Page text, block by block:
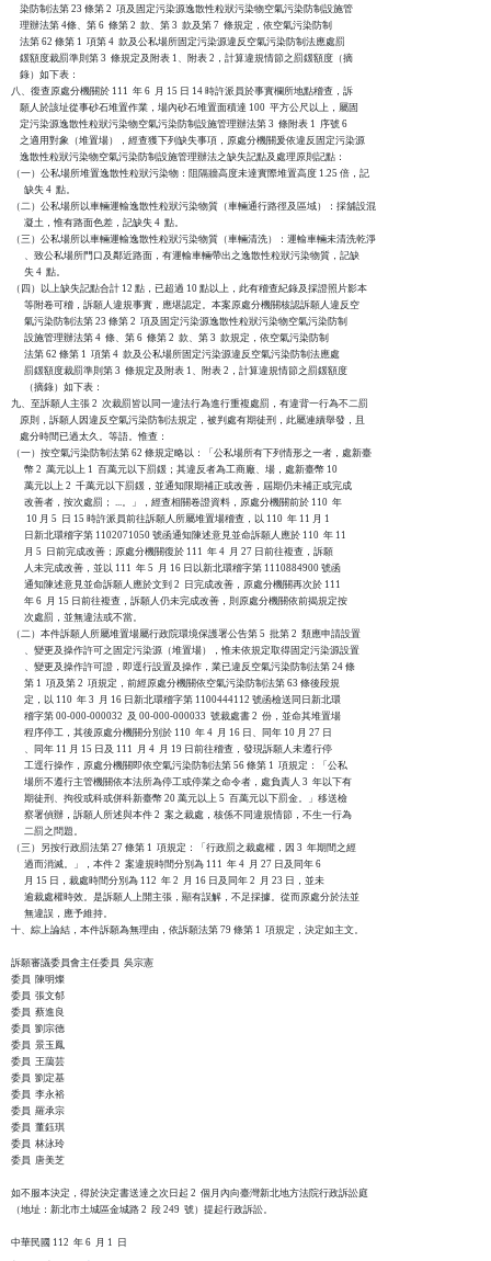
    染防制法第 23 條第 2  項及固定污染源逸散性粒狀污染物空氣污染防制設施管
    理辦法第 4條、第 6  條第 2  款、第 3  款及第 7  條規定，依空氣污染防制
    法第 62 條第 1  項第 4  款及公私場所固定污染源違反空氣污染防制法應處罰
    鍰額度裁罰準則第 3  條規定及附表 1、附表 2，計算違規情節之罰鍰額度（摘
    錄）如下表：
八、復查原處分機關於 111  年 6  月 15 日 14 時許派員於事實欄所地點稽查，訴
    願人於該址從事砂石堆置作業，場內砂石堆置面積達 100  平方公尺以上，屬固
    定污染源逸散性粒狀污染物空氣污染防制設施管理辦法第 3  條附表 1  序號 6
    之適用對象（堆置場），經查獲下列缺失事項，原處分機關爰依違反固定污染源
    逸散性粒狀污染物空氣污染防制設施管理辦法之缺失記點及處理原則記點：
（一）公私場所堆置逸散性粒狀污染物：阻隔牆高度未達實際堆置高度 1.25 倍，記
      缺失 4  點。
（二）公私場所以車輛運輸逸散性粒狀污染物質（車輛通行路徑及區域）：採舖設混
      凝土，惟有路面色差，記缺失 4  點。
（三）公私場所以車輛運輸逸散性粒狀污染物質（車輛清洗）：運輸車輛未清洗乾淨
      、致公私場所門口及鄰近路面，有運輸車輛帶出之逸散性粒狀污染物質，記缺
      失 4  點。
（四）以上缺失記點合計 12 點，已超過 10 點以上，此有稽查紀錄及採證照片影本
      等附卷可稽，訴願人違規事實，應堪認定。本案原處分機關核認訴願人違反空
      氣污染防制法第 23 條第 2  項及固定污染源逸散性粒狀污染物空氣污染防制
      設施管理辦法第 4  條、第 6  條第 2  款、第 3  款規定，依空氣污染防制
      法第 62 條第 1  項第 4  款及公私場所固定污染源違反空氣污染防制法應處
      罰鍰額度裁罰準則第 3  條規定及附表 1、附表 2，計算違規情節之罰鍰額度
      （摘錄）如下表：
九、至訴願人主張 2  次裁罰皆以同一違法行為進行重複處罰，有違背一行為不二罰
    原則，訴願人因違反空氣污染防制法規定，被判處有期徒刑，此屬連續舉發，且
    處分時間已過太久。等語。惟查：
（一）按空氣污染防制法第 62 條規定略以：「公私場所有下列情形之一者，處新臺
      幣 2  萬元以上 1  百萬元以下罰鍰；其違反者為工商廠、場，處新臺幣 10
      萬元以上 2  千萬元以下罰鍰，並通知限期補正或改善，屆期仍未補正或完成
      改善者，按次處罰； ...。」，經查相關卷證資料，原處分機關前於 110  年
       10 月 5  日 15 時許派員前往訴願人所屬堆置場稽查，以 110  年 11 月 1
      日新北環稽字第 1102071050 號函通知陳述意見並命訴願人應於 110  年 11
      月 5  日前完成改善；原處分機關復於 111  年 4  月 27 日前往複查，訴願
      人未完成改善，並以 111  年 5  月 16 日以新北環稽字第 1110884900 號函
      通知陳述意見並命訴願人應於文到 2  日完成改善，原處分機關再次於 111
      年 6  月 15 日前往複查，訴願人仍未完成改善，則原處分機關依前揭規定按
      次處罰，並無違法或不當。
（二）本件訴願人所屬堆置場屬行政院環境保護署公告第 5  批第 2  類應申請設置
      、變更及操作許可之固定污染源（堆置場），惟未依規定取得固定污染源設置
      、變更及操作許可證，即逕行設置及操作，業已違反空氣污染防制法第 24 條
      第 1  項及第 2  項規定，前經原處分機關依空氣污染防制法第 63 條後段規
      定，以 110  年 3  月 16 日新北環稽字第 1100444112 號函檢送同日新北環
      稽字第 00-000-000032  及 00-000-000033  號裁處書 2  份，並命其堆置場
      程序停工，其後原處分機關分別於 110  年 4  月 16 日、同年 10 月 27 日
      、同年 11 月 15 日及 111  月 4  月 19 日前往稽查，發現訴願人未遵行停
      工逕行操作，原處分機關即依空氣污染防制法第 56 條第 1  項規定：「公私
      場所不遵行主管機關依本法所為停工或停業之命令者，處負責人 3  年以下有
      期徒刑、拘役或科或併科新臺幣 20 萬元以上 5  百萬元以下罰金。」移送檢
      察署偵辦，訴願人所述與本件 2  案之裁處，核係不同違規情節，不生一行為
      二罰之問題。
（三）另按行政罰法第 27 條第 1  項規定：「行政罰之裁處權，因 3  年期間之經
      過而消滅。」，本件 2  案違規時間分別為 111  年 4  月 27 日及同年 6
      月 15 日，裁處時間分別為 112  年 2  月 16 日及同年 2  月 23 日，並未
      逾裁處權時效。是訴願人上開主張，顯有誤解，不足採據。從而原處分於法並
      無違誤，應予維持。
十、綜上論結，本件訴願為無理由，依訴願法第 79 條第 1  項規定，決定如主文。
訴願審議委員會主任委員  吳宗憲
委員  陳明燦
委員  張文郁
委員  蔡進良
委員  劉宗德
委員  景玉鳳
委員  王藹芸
委員  劉定基
委員  李永裕
委員  羅承宗
委員  董鈺琪
委員  林泳玲
委員  唐美芝
如不服本決定，得於決定書送達之次日起 2  個月內向臺灣新北地方法院行政訴訟庭
（地址：新北市土城區金城路 2  段 249  號）提起行政訴訟。